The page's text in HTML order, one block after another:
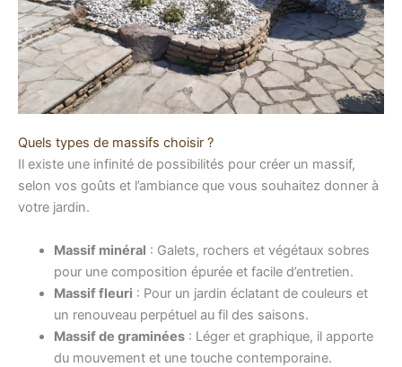
Quels types de massifs choisir ?
Il existe une infinité de possibilités pour créer un massif,
selon vos goûts et l’ambiance que vous souhaitez donner à
votre jardin.
Massif minéral : Galets, rochers et végétaux sobres
pour une composition épurée et facile d’entretien.
Massif fleuri : Pour un jardin éclatant de couleurs et
un renouveau perpétuel au fil des saisons.
Massif de graminées : Léger et graphique, il apporte
du mouvement et une touche contemporaine.